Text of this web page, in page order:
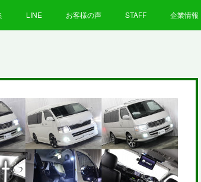
LINE お客様の声 STAFF 企業情報